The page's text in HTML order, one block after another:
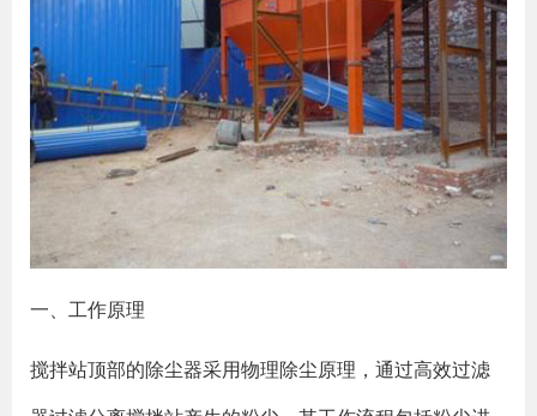
一、工作原理
搅拌站顶部的除尘器采用物理除尘原理，通过高效过滤